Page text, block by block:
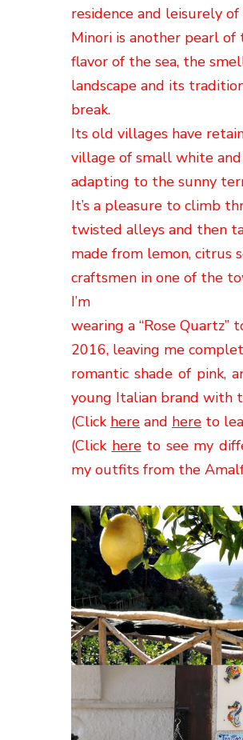
residence and leisurely of
Minori is another pearl
flavor of the sea, the
landscape and its
break.
Its old villages have
village of small white
adapting to the sunny
It’s a pleasure to climb
twisted alleys and then
made from lemon, citrus
craftsmen in one of the
I’m
wearing a “Rose
2016, leaving me
romantic shade of pink,
young Italian brand with
(Click here and here to
(Click hereto see my
my outfits from the